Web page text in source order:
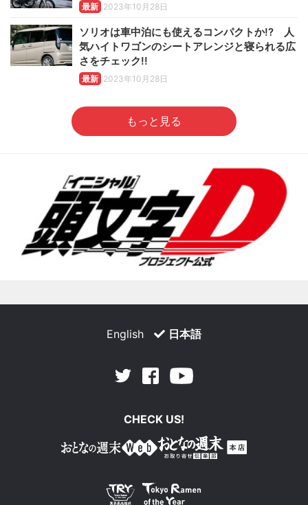
最新 2023年10月28日
ソリオは車中泊にも使えるコンパクトか!? 人
気ハイトワゴンのシートアレンジと寝られる広
さをチェック!!
最新 2023年10月28日
もっと見る
English 日本語
Twitter Facebook
CHECK US!